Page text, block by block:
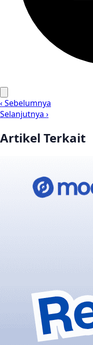
‹ Sebelumnya
Selanjutnya ›
Artikel Terkait